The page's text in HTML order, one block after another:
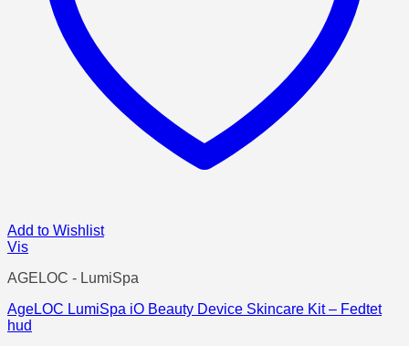
Add to Wishlist
Vis
AGELOC - LumiSpa
AgeLOC LumiSpa iO Beauty Device Skincare Kit – Fedtet
hud